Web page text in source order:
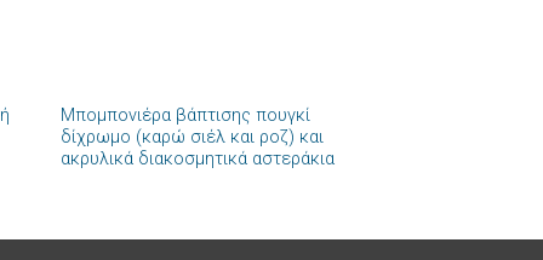
Πρόσθήκη
στην λίστα
επιθυμιών
Μπομπονιέρα βάπτισης πουγκί
δίχρωμο (καρώ σιέλ και ροζ) και
ακρυλικά διακοσμητικά αστεράκια